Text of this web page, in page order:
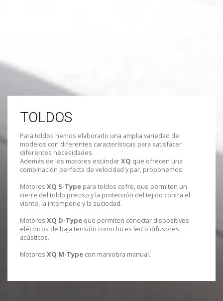
TOLDOS
Para toldos hemos elaborado una amplia variedad de
modelos con diferentes características para satisfacer
diferentes necesidades.
Además de los motores estándarXQ que ofrecen una
combinación perfecta de velocidad y par, proponemos:
Motores XQ S-Type para toldos cofre, que permiten un
cierre del toldo preciso y la protección del tejido contra el
viento, la intemperie y la suciedad.
Motores XQ D-Type que permiten conectar dispositivos
eléctricos de baja tensión como luces led o difusores
acústicos.
Motores XQ M-Type con maniobra manual.